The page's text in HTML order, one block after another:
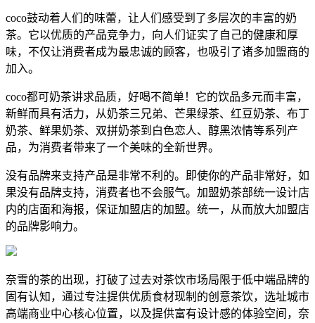
coco鼓动着人们的味蕾，让人们感受到了多层次的丰富的奶
茶。它以优质的产品竞争力，向人们证实了自己的健康和厚
味，不仅让消费者成为最忠诚的顾客，也吸引了诸多加盟商的
加入。
coco都可奶茶讲求品质，好喝不简单！它的饮品多元而丰富，
新鲜而具有活力，从奶茶三兄弟、芒果绿茶、红豆奶茶、布丁
奶茶、鲜果奶茶、双拼奶茶到白色恋人、醇黑浓情等系列产
品，为消费者带来了一个美味的全新世界。
没有品牌来支持产品是非常不利的。即使你的产品非常好，如
果没有品牌支持，消费者也不会服气。加盟奶茶部统一设计店
内的店面和海报，保证加盟店的加盟。统一，从而放大加盟店
的品牌影响力。
奈雪的茶的出现，打破了过去对茶饮市场局限于低中端品牌的
固有认知，通过专注提供优质食材现制的创意茶饮，选址城市
高端商业中心核心位置，以及提供富有设计感的体验空间，奈